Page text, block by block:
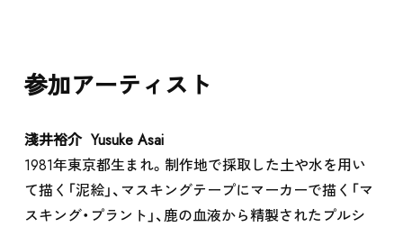
参加アーティスト
淺井裕介 Yusuke Asai
1981年東京都生まれ。制作地で採取した土や水を用い
て描く「泥絵」、マスキングテープにマーカーで描く「マ
スキング・プラント」、鹿の血液から精製されたプルシ